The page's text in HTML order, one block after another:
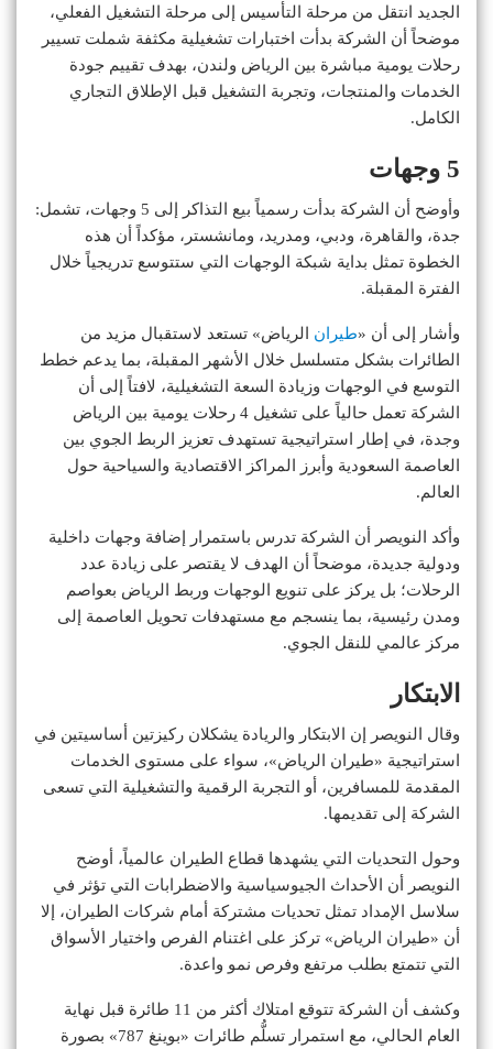
الجديد انتقل من مرحلة التأسيس إلى مرحلة التشغيل الفعلي،
موضحاً أن الشركة بدأت اختبارات تشغيلية مكثفة شملت تسيير
رحلات يومية مباشرة بين الرياض ولندن، بهدف تقييم جودة
الخدمات والمنتجات، وتجربة التشغيل قبل الإطلاق التجاري
الكامل.
5 وجهات
وأوضح أن الشركة بدأت رسمياً بيع التذاكر إلى 5 وجهات، تشمل:
جدة، والقاهرة، ودبي، ومدريد، ومانشستر، مؤكداً أن هذه
الخطوة تمثل بداية شبكة الوجهات التي ستتوسع تدريجياً خلال
الفترة المقبلة.
وأشار إلى أن «طيران الرياض» تستعد لاستقبال مزيد من
الطائرات بشكل متسلسل خلال الأشهر المقبلة، بما يدعم خطط
التوسع في الوجهات وزيادة السعة التشغيلية، لافتاً إلى أن
الشركة تعمل حالياً على تشغيل 4 رحلات يومية بين الرياض
وجدة، في إطار استراتيجية تستهدف تعزيز الربط الجوي بين
العاصمة السعودية وأبرز المراكز الاقتصادية والسياحية حول
العالم.
وأكد النويصر أن الشركة تدرس باستمرار إضافة وجهات داخلية
ودولية جديدة، موضحاً أن الهدف لا يقتصر على زيادة عدد
الرحلات؛ بل يركز على تنويع الوجهات وربط الرياض بعواصم
ومدن رئيسية، بما ينسجم مع مستهدفات تحويل العاصمة إلى
مركز عالمي للنقل الجوي.
الابتكار
وقال النويصر إن الابتكار والريادة يشكلان ركيزتين أساسيتين في
استراتيجية «طيران الرياض»، سواء على مستوى الخدمات
المقدمة للمسافرين، أو التجربة الرقمية والتشغيلية التي تسعى
الشركة إلى تقديمها.
وحول التحديات التي يشهدها قطاع الطيران عالمياً، أوضح
النويصر أن الأحداث الجيوسياسية والاضطرابات التي تؤثر في
سلاسل الإمداد تمثل تحديات مشتركة أمام شركات الطيران، إلا
أن «طيران الرياض» تركز على اغتنام الفرص واختيار الأسواق
التي تتمتع بطلب مرتفع وفرص نمو واعدة.
وكشف أن الشركة تتوقع امتلاك أكثر من 11 طائرة قبل نهاية
العام الحالي، مع استمرار تسلُّم طائرات «بوينغ 787» بصورة